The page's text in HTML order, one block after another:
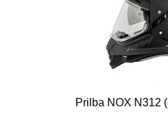
Prilba NOX N312